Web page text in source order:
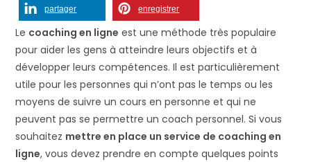
partager enregistrer
Le coaching en ligne est une méthode très populaire
pour aider les gens à atteindre leurs objectifs et à
développer leurs compétences. Il est particulièrement
utile pour les personnes qui n’ont pas le temps ou les
moyens de suivre un cours en personne et qui ne
peuvent pas se permettre un coach personnel. Si vous
souhaitez mettre en place un service de coaching en
ligne, vous devez prendre en compte quelques points